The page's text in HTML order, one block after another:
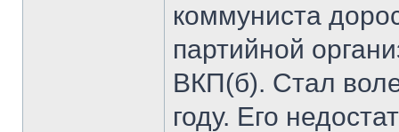
коммуниста
партийной
ВКП(б). Стал
году. Его